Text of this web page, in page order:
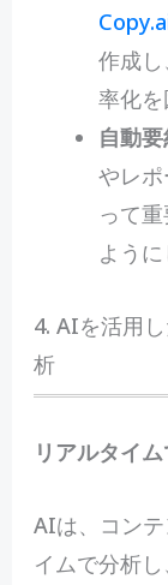
作成
率化を
自動
やレ
って
ように
4. AIを活用
析
リアルタイ
AIは、コン
イムで分析